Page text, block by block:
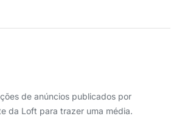
de anúncios publicados por
da Loft para trazer uma média.